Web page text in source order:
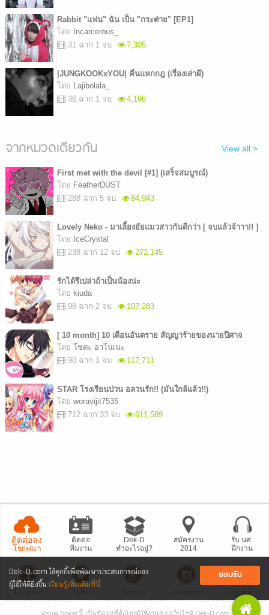
Dek-D.com ใช้คุกกี้เพื่อพัฒนาประสบการณ์ของ
ผู้ใช้ให้ดียิ่งขึ้น เรียนรู้เพิ่มเติมที่นี่
ยอมรับ
Rabbit "เเฟน" ฉัน เป็น "กระต่าย" [EP1]
โดย
Incarcerous_
31 ฉาก 1 จบ
7,305
|JUNGKOOKxYOU| คืนแหกกฎ (เรื่องเล่าผี)
โดย Lajibolala_
36 ฉาก 1 จบ
4,196
จากหมวดเดียวกัน View all >
First met with the devil [#1] (เสร็จสมบูรณ์)
โดย FeatherDUST
288 ฉาก 5 จบ
84,943
Lovely Neko - มาเลี้ยงยัยแมวสาวกันดีกว่า [ จบแล้วจ้าาา!! ]
โดย IceCrystal
238 ฉาก 12 จบ
272,145
รักได้รึเปล่าถ้าเป็นน้องน่ะ
โดย kiuda
98 ฉาก 2 จบ
107,283
[ 10 month] 10 เดือนอันตราย สัญญาร้ายของนายปีศาจ
โดย โซตะ อาโนเนะ
90 ฉาก 1 จบ
117,711
STAR โรงเรียนป่วน อลวนรัก!! (มันใกล้แล้ว!!)
โดย woravijit7535
712 ฉาก 33 จบ
611,589
ติดต่อลง
โฆษณา
ติดต่อ
ทีมงาน
Dek-D
ทำอะไรอยู่?
สมัครงาน
2014
รับ นศ.
ฝึกงาน
• แจ้งปัญหาเว็บไซต์ • Dek-D เป็นข่าว • เที่ยวออฟฟิศ Dek-D
Visual Novel นี้ เป็นข้อมูลที่ตั้งโดยผู้ใช้งานของเว็บไซต์ Dek-D.com